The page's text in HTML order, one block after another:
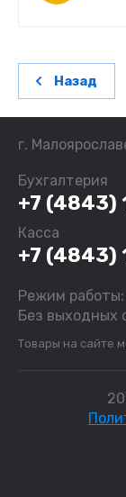
Назад
г.
Бухгалтерия
+7 (4843)
Касса
+7 (4843)
Режим работы:
Без выходных
Товары на сайте